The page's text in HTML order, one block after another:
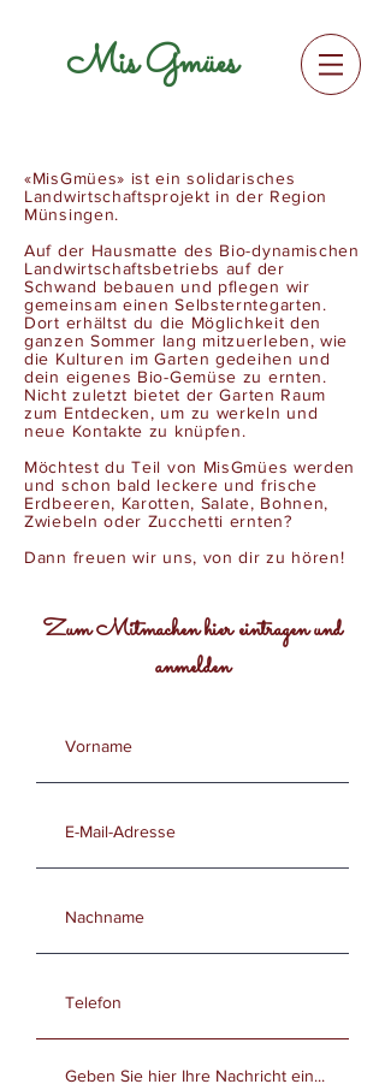
Mis Gmües
«MisGmües» ist ein solidarisches
Landwirtschaftsprojekt in der Region
Münsingen.
Auf der Hausmatte des Bio-dynamischen
Landwirtschaftsbetriebs auf der
Schwand bebauen und pflegen wir
gemeinsam einen Selbsterntegarten.
Dort erhältst du die Möglichkeit den
ganzen Sommer lang mitzuerleben, wie
die Kulturen im Garten gedeihen und
dein eigenes Bio-Gemüse zu ernten.
Nicht zuletzt bietet der Garten Raum
zum Entdecken, um zu werkeln und
neue Kontakte zu knüpfen.
Möchtest du Teil von MisGmües werden
und schon bald leckere und frische
Erdbeeren, Karotten, Salate, Bohnen,
Zwiebeln oder Zucchetti ernten?
Dann freuen wir uns, von dir zu hören!
Zum Mitmachen hier eintragen und
anmelden